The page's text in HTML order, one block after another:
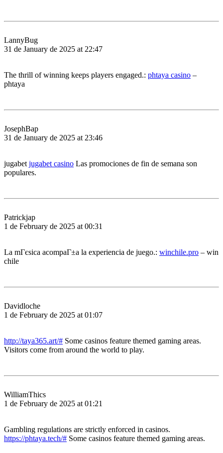
LannyBug
31 de January de 2025 at 22:47
The thrill of winning keeps players engaged.: phtaya casino –
phtaya
JosephBap
31 de January de 2025 at 23:46
jugabet jugabet casino Las promociones de fin de semana son
populares.
Patrickjap
1 de February de 2025 at 00:31
La mГєsica acompaГ±a la experiencia de juego.: winchile.pro – win
chile
Davidloche
1 de February de 2025 at 01:07
http://taya365.art/# Some casinos feature themed gaming areas.
Visitors come from around the world to play.
WilliamThics
1 de February de 2025 at 01:21
Gambling regulations are strictly enforced in casinos.
https://phtaya.tech/# Some casinos feature themed gaming areas.